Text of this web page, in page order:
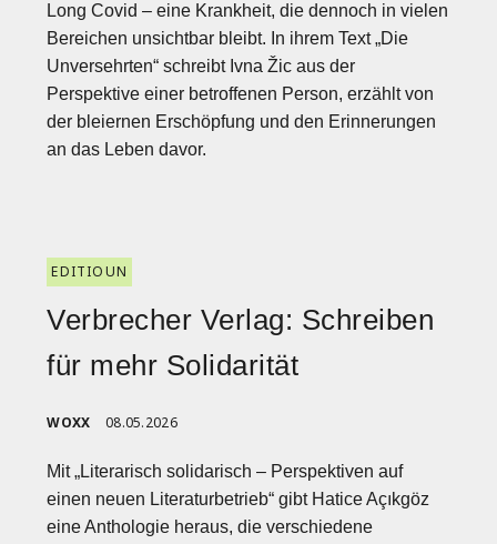
Long Covid – eine Krankheit, die dennoch in vielen
Bereichen unsichtbar bleibt. In ihrem Text „Die
Unversehrten“ schreibt Ivna Žic aus der
Perspektive einer betroffenen Person, erzählt von
der bleiernen Erschöpfung und den Erinnerungen
an das Leben davor.
EDITIOUN
Verbrecher Verlag: Schreiben
für mehr Solidarität
WOXX 08.05.2026
Mit „Literarisch solidarisch – Perspektiven auf
einen neuen Literaturbetrieb“ gibt Hatice Açıkgöz
eine Anthologie heraus, die verschiedene